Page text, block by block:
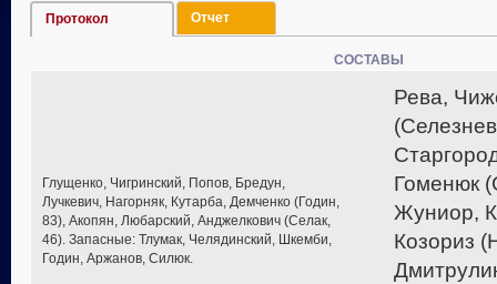
Протокол Отчет
СОСТАВЫ
Глущенко, Чигринский, Попов, Бредун,
Лучкевич, Нагорняк, Кутарба, Демченко (Годин,
83), Акопян, Любарский, Анджелкович (Селак,
46). Запасные: Тлумак, Челядинский, Шкемби,
Годин, Аржанов, Силюк.
Рева,
Гоменюк
Жуниор,
Козориз